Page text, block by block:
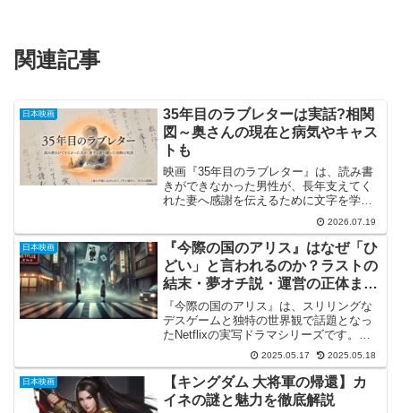
関連記事
日本映画
35年目のラブレターは実話?相関
図～奥さんの現在と病気やキャス
トも
映画『35年目のラブレター』は、読み書
きができなかった男性が、長年支えてく
れた妻へ感謝を伝えるために文字を学び
直す物語です。35年目のラブレターの実
話はどこまで本当なのか、奥さんの現在
や病気、西畑保さんの現在も気になると
ころですよね。また、...
2026.07.19
日本映画
『今際の国のアリス』はなぜ「ひ
どい」と言われるのか？ラストの
結末・夢オチ説・運営の正体まで
考察！
『今際の国のアリス』は、スリリングな
デスゲームと独特の世界観で話題となっ
たNetflixの実写ドラマシリーズです。し
かしながら、そのラストや結末に対し
て、「意味がわからない」「まさかの夢
オチ？」といった声が多く聞かれ、SNS
やレビューサイト...
2025.05.17 2025.05.18
日本映画
【キングダム 大将軍の帰還】カ
イネの謎と魅力を徹底解説